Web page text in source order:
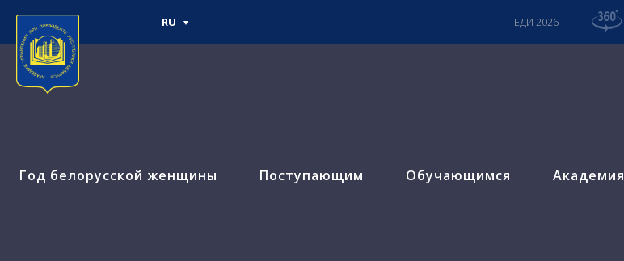
Год белорусской женщины Поступающим Обучающимся Академия
RU ЕДИ 2026